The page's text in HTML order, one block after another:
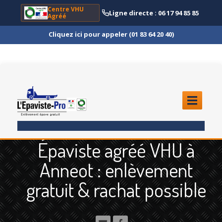
Centre VHU
Agréé
Ligne directe : 06 17 94 85 85
Cliquez ici pour appeler (01 83 64 20 40)
ENLÈVEMENTÉPAVE
Quoi?
Scooteret Moto
Camion
et Poids Lourd
Épaviste agréé VHU à
Anneot : enlèvement
gratuit & rachat possible